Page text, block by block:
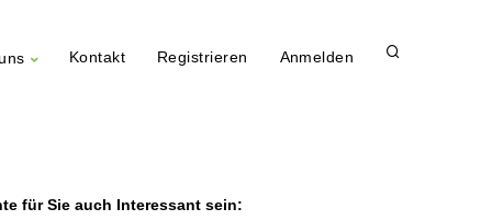
Kontakt Registrieren Anmelden
für Sie auch Interessant sein: